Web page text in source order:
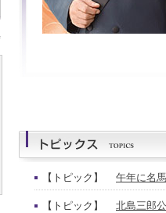
【トピック】 午年に名
【トピック】 北島三郎